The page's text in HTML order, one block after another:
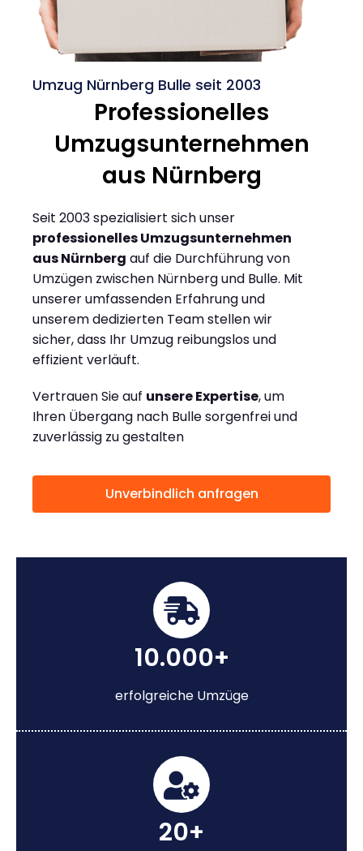
Umzug Nürnberg Bulle seit 2003
Professionelles
Umzugsunternehmen
aus Nürnberg
Seit 2003 spezialisiert sich unser
professionelles Umzugsunternehmen
aus Nürnberg auf die Durchführung von
Umzügen zwischen Nürnberg und Bulle. Mit
unserer umfassenden Erfahrung und
unserem dedizierten Team stellen wir
sicher, dass Ihr Umzug reibungslos und
effizient verläuft.
Vertrauen Sie auf unsere Expertise, um
Ihren Übergang nach Bulle sorgenfrei und
zuverlässig zu gestalten
Unverbindlich anfragen
10.000+
erfolgreiche Umzüge
20+